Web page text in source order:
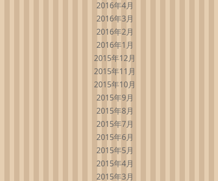
2016年4月
2016年3月
2016年2月
2016年1月
2015年12月
2015年11月
2015年10月
2015年9月
2015年8月
2015年7月
2015年6月
2015年5月
2015年4月
2015年3月